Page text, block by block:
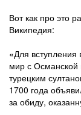
Вот как про это
Википедия:
«Для
мир с
турецким
1700 года
за обиду,